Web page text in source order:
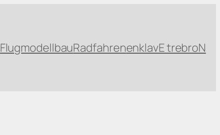
FlugmodellbauRadfahrenenklavE trebroN